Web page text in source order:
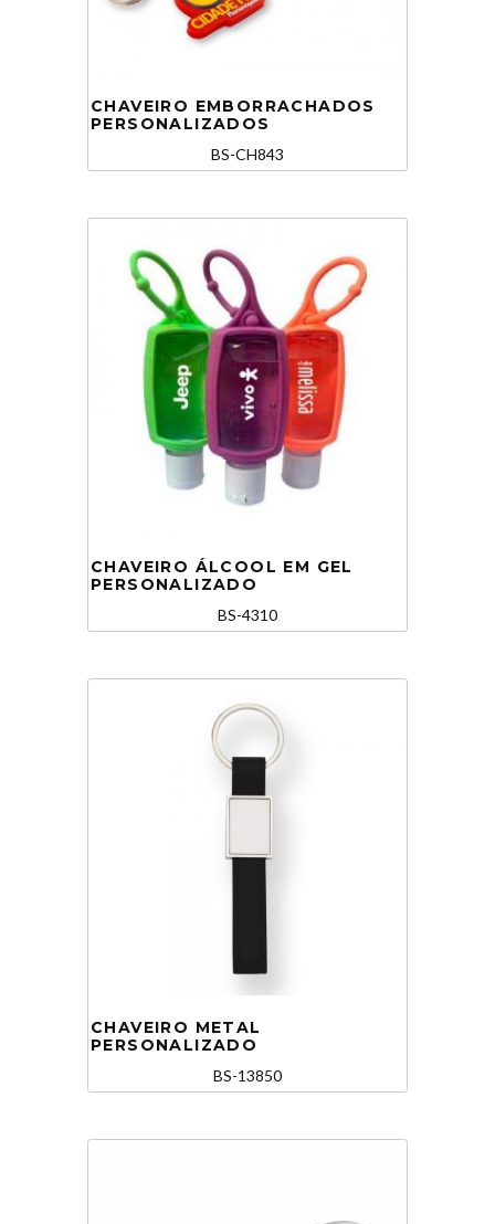
CHAVEIRO EMBORRACHADOS
PERSONALIZADOS
BS-CH843
CHAVEIRO ÁLCOOL EM GEL
PERSONALIZADO
BS-4310
CHAVEIRO METAL
PERSONALIZADO
BS-13850